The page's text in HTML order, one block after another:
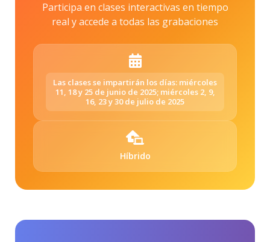
Participa en clases interactivas en tiempo
real y accede a todas las grabaciones
Las clases se impartirán los días: miércoles
11, 18 y 25 de junio de 2025; miércoles 2, 9,
16, 23 y 30 de julio de 2025
Híbrido